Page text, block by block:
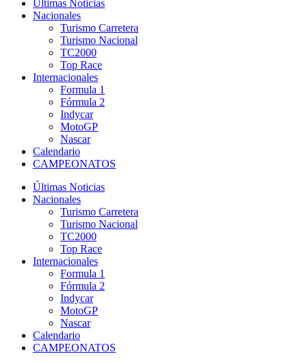
Últimas Noticias
Nacionales
Turismo Carretera
Turismo Nacional
TC2000
Top Race
Internacionales
Formula 1
Fórmula 2
Indycar
MotoGP
Nascar
Calendario
CAMPEONATOS
Últimas Noticias
Nacionales
Turismo Carretera
Turismo Nacional
TC2000
Top Race
Internacionales
Formula 1
Fórmula 2
Indycar
MotoGP
Nascar
Calendario
CAMPEONATOS